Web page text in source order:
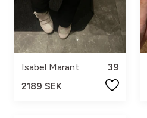
Isabel Marant
39
2189 SEK